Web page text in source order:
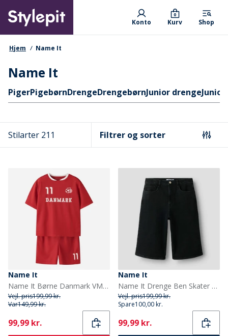
main
content
Primary departments
Konto Kurv
0
Shop
navigationssti
Hjem Name It
Name It
Hurtige links
PigerPigebørnDrengeDrengebørnJunior drenge
Stilarter 211 Filtrer og sorter
Name It
Name It Børne Danmark VM Fodbold Sæt True Red Denmark
Vejl. pris199,99 kr.
Var149,99 kr.
Current
99,99 kr.
Name It
Name It Drenge Ben Skater Denim Jorts Black Denim
Vejl. pris199,99 kr.
Spare100,00 kr.
Current
99,99 kr.